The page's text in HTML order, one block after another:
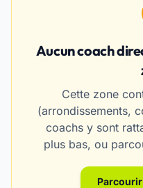
Aucun coach
Cette zone
(arrondissements,
coachs y sont
plus bas, ou